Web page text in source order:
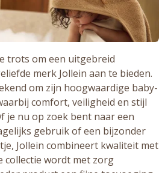
trots om een uitgebreid
merk Jollein aan te bieden.
om zijn hoogwaardige baby-
comfort, veiligheid en stijl
je nu op zoek bent naar een
gebruik of een bijzonder
Jollein combineert kwaliteit met
collectie wordt met zorg